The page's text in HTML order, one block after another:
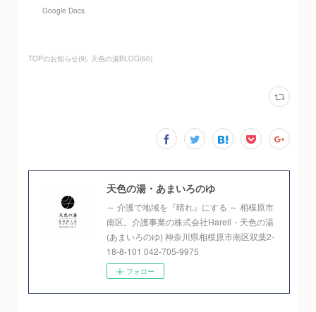
Google Docs
TOPのお知らせ(9) 天色の湯BLOG(60)
天色の湯・あまいろのゆ
～ 介護で地域を『晴れ』にする ～ 相模原市
南区。介護事業の株式会社Harell・天色の湯
(あまいろのゆ) 神奈川県相模原市南区双葉2-
18-8-101 042-705-9975
フォロー